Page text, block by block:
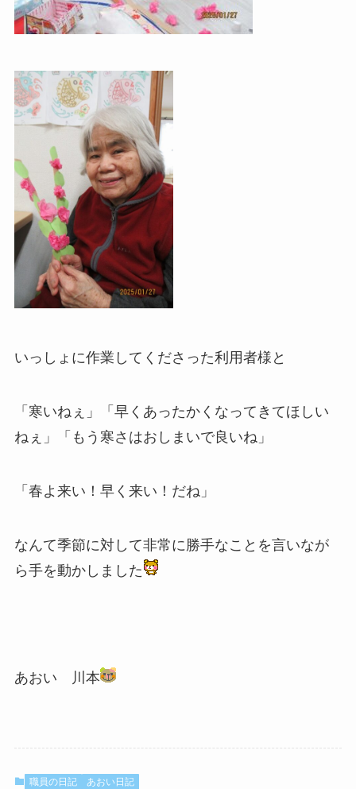
いっしょに作業してくださった利用者様と
「寒いねぇ」「早くあったかくなってきてほしい
ねぇ」「もう寒さはおしまいで良いね」
「春よ来い！早く来い！だね」
なんて季節に対して非常に勝手なことを言いなが
ら手を動かしました
あおい 川本
職員の日記
あおい日記